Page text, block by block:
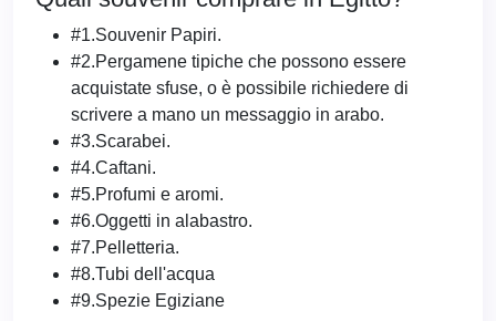
#1.Souvenir Papiri.
#2.Pergamene tipiche che possono essere
acquistate sfuse, o è possibile richiedere di
scrivere a mano un messaggio in arabo.
#3.Scarabei.
#4.Caftani.
#5.Profumi e aromi.
#6.Oggetti in alabastro.
#7.Pelletteria.
#8.Tubi dell'acqua
#9.Spezie Egiziane